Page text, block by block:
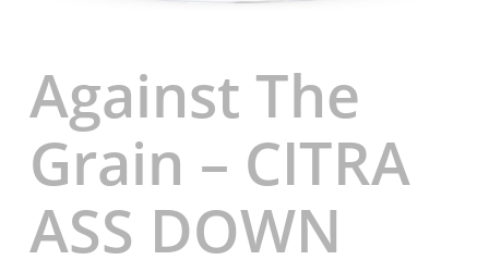
Against The
Grain – CITRA
ASS DOWN